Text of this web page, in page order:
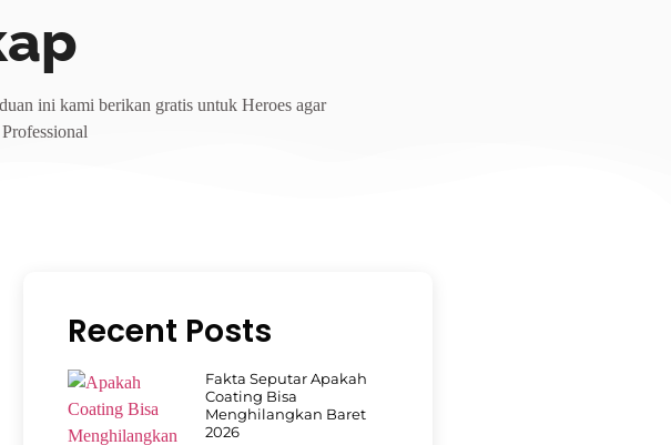
ini kami berikan gratis untuk Heroes agar
Recent Posts
Fakta Seputar Apakah
Coating Bisa
Menghilangkan Baret
2026